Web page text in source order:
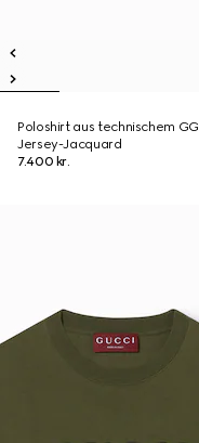
Poloshirt aus technischem GG
Jersey-Jacquard
7.400 kr.